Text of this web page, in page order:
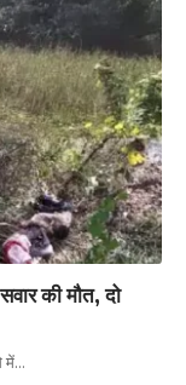
की मौत, दो
में…